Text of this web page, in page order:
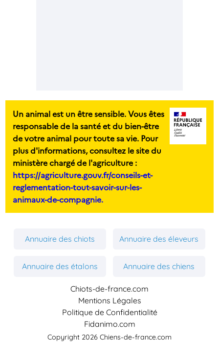
Un animal est un être sensible. Vous êtes
responsable de la santé et du bien-être
de votre animal pour toute sa vie. Pour
plus d'informations, consultez le site du
ministère chargé de l'agriculture :
https://agriculture.gouv.fr/conseils-et-
reglementation-tout-savoir-sur-les-
animaux-de-compagnie.
Annuaire des chiots Annuaire des éleveurs
Annuaire des étalons Annuaire des chiens
Chiots-de-france.com
Mentions Légales
Politique de Confidentialité
Fidanimo.com
Copyright 2026 Chiens-de-france.com